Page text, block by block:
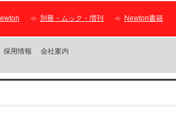
別冊・ムック・増刊 Newton書籍
採用情報
会社案内